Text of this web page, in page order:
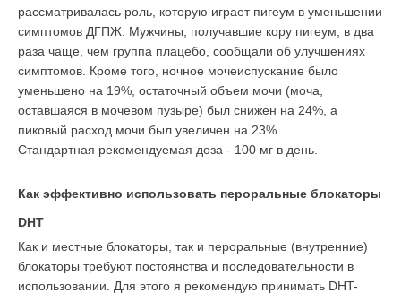
рассматривалась роль, которую играет пигеум в уменьшении
симптомов ДГПЖ. Мужчины, получавшие кору пигеум, в два
раза чаще, чем группа плацебо, сообщали об улучшениях
симптомов. Кроме того, ночное мочеиспускание было
уменьшено на 19%, остаточный объем мочи (моча,
оставшаяся в мочевом пузыре) был снижен на 24%, а
пиковый расход мочи был увеличен на 23%.
Стандартная рекомендуемая доза - 100 мг в день.
Как эффективно использовать пероральные блокаторы
DHT
Как и местные блокаторы, так и пероральные (внутренние)
блокаторы требуют постоянства и последовательности в
использовании. Для этого я рекомендую принимать DHT-